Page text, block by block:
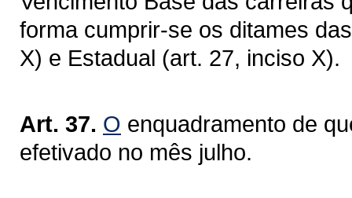
forma cumprir-se os ditames
X) e Estadual (art. 27, inciso X).
Art. 37. O enquadramento de
efetivado no mês julho.